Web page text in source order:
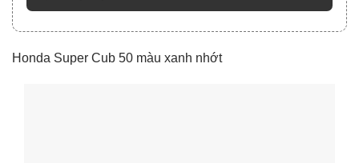
Honda Super Cub 50 màu xanh nhớt